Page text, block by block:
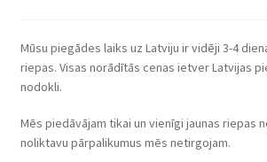
Mūsu piegādes laiks uz Latviju ir vidēji 3-4
riepas. Visas norādītās cenas ietver Latvijas
nodokli.
Mēs piedāvājam tikai un vienīgi jaunas riepas
noliktavu pārpalikumus mēs netirgojam.